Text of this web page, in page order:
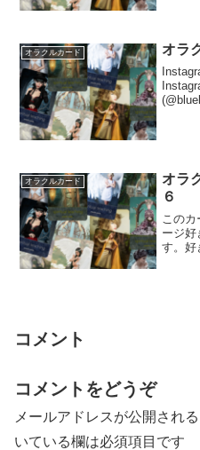
オラクルカード オラ
オラクルカード
オラ
６
この
ージ好
す。好
コメント
コメントをどうぞ
メールアドレスが公開され
いている欄は必須項目です